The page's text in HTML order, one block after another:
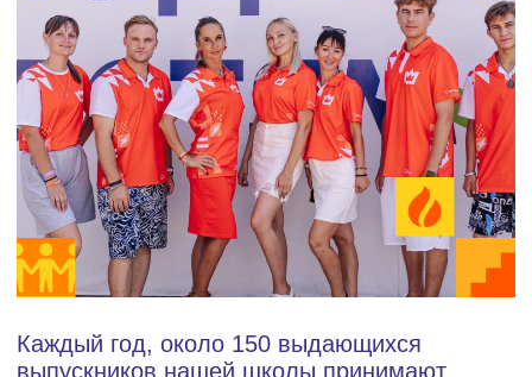
Теория
где раскрываются не только основы
вожатской деятельности, но и специфика
работы в нашем санатории, с акцентом на
передаваемые нашими опытными
наставниками.